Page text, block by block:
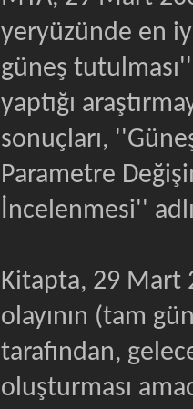
yeryüzünde en
güneş
yaptığı
sonuçları,
Parametre
İncelenmesi''
Kitapta, 29 Mart
olayının (tam
tarafından,
oluşturması